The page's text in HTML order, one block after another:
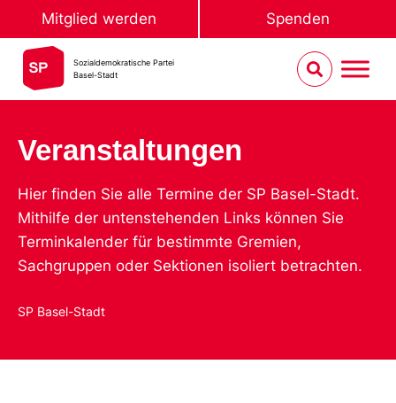
Mitglied werden Spenden
Sozialdemokratische Partei
Basel-Stadt
Veranstaltungen
Hier finden Sie alle Termine der SP Basel-Stadt.
Mithilfe der untenstehenden Links können Sie
Terminkalender für bestimmte Gremien,
Sachgruppen oder Sektionen isoliert betrachten.
SP Basel-Stadt